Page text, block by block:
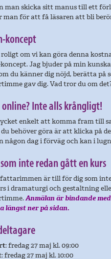
man skicka sitt manus till ett
man för att få läsaren att bli
koncept
roligt om vi kan göra denna
Jag bjuder på min
du känner dig nöjd, berätta på
gav dig. Vad tror du om
Inte alls krångligt!
enkelt att komma fram till
behöver göra är att klicka på
någon dag i förväg och kan i
inte redan gått en kurs
är till för dig som
i dramaturgi och gestaltning
Anmälan är bindande
längst ner på sidan.
: fredag 27 maj kl. 09:00
: fredag 27 maj kl. 10:00